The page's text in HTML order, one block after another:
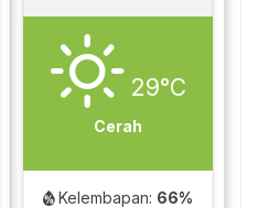
29°C
Cerah
Kelembapan: 66%